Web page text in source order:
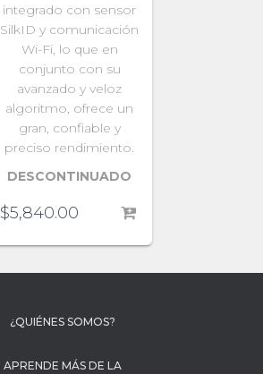
integrado con sensor
SilkID y comunicación
Wi-Fi, lo que en
conjunto con su
avanzado y veloz
algoritmo, ofrece un
gran, confiable y
preciso rendimiento.
DESCONTINUADO
$5,840.00
¿QUIÉNES SOMOS?
APRENDE MÁS DE LA